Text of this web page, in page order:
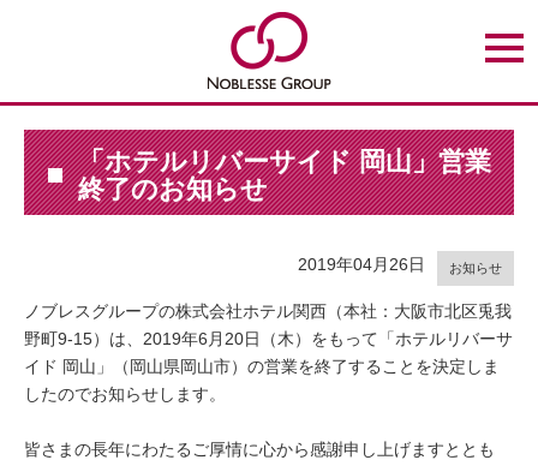
t
o
e
n
a
v
i
n
「ホテルリバーサイド 岡山」営業
終了のお知らせ
お知らせ
2019年04月26日
ノブレスグループの株式会社ホテル関西（本社：大阪市北区兎我
野町9-15）は、2019年6月20日（木）をもって「ホテルリバーサ
イド 岡山」（岡山県岡山市）の営業を終了することを決定しま
したのでお知らせします。
皆さまの長年にわたるご厚情に心から感謝申し上げますととも